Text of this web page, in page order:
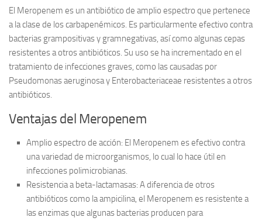
El Meropenem es un antibiótico de amplio espectro que pertenece
a la clase de los carbapenémicos. Es particularmente efectivo contra
bacterias grampositivas y gramnegativas, así como algunas cepas
resistentes a otros antibióticos. Su uso se ha incrementado en el
tratamiento de infecciones graves, como las causadas por
Pseudomonas aeruginosay Enterobacteriaceae resistentes a otros
antibióticos.
Ventajas del Meropenem
Amplio espectro de acción: El Meropenem es efectivo contra
una variedad de microorganismos, lo cual lo hace útil en
infecciones polimicrobianas.
Resistencia a beta-lactamasas: A diferencia de otros
antibióticos como la ampicilina, el Meropenem es resistente a
las enzimas que algunas bacterias producen para